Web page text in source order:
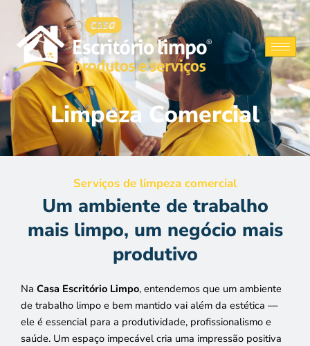
conteúdo
Limpeza Comercial
Serviços de limpeza comercial
Um ambiente de trabalho
mais limpo, um negócio mais
produtivo
Na Casa Escritório Limpo, entendemos que um ambiente
de trabalho limpo e bem mantido vai além da estética —
ele é essencial para a produtividade, profissionalismo e
saúde. Um espaço impecável cria uma impressão positiva